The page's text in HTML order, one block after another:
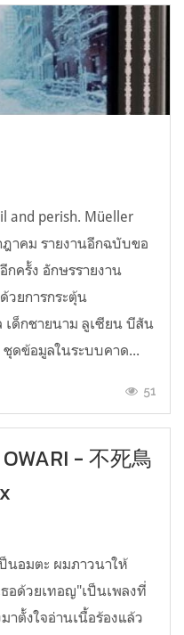
and perish. Müeller
าคม รายงานอีกฉบับขอ
กครั้ง อักษรรายงาน
วยการกระตุ้น
เด็กชายนาม ลูเซียน บีสัน
ดข้อมูลในระบบคาด...
51
- 不死鳥
นอมตะ ผมภาวนาให้
อด้วยเทอญ"เป็นเพลงที่
ตั้งใจอ่านเนื้อร้องแล้ว